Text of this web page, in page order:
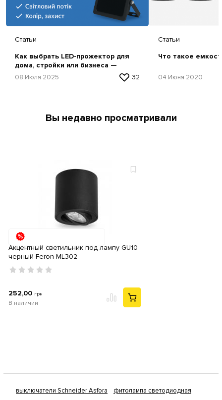
Статьи
Как выбрать LED-прожектор для
дома, стройки или бизнеса —
простая инструкция
08 Июля 2025 32
Статьи
Что такое
04 Июня 2020
Вы недавно просматривали
Акцентный светильник под лампу GU10
черный Feron ML302
252,00 грн
В наличии
выключатели Schneider Asfora
фитолампа светодиодная